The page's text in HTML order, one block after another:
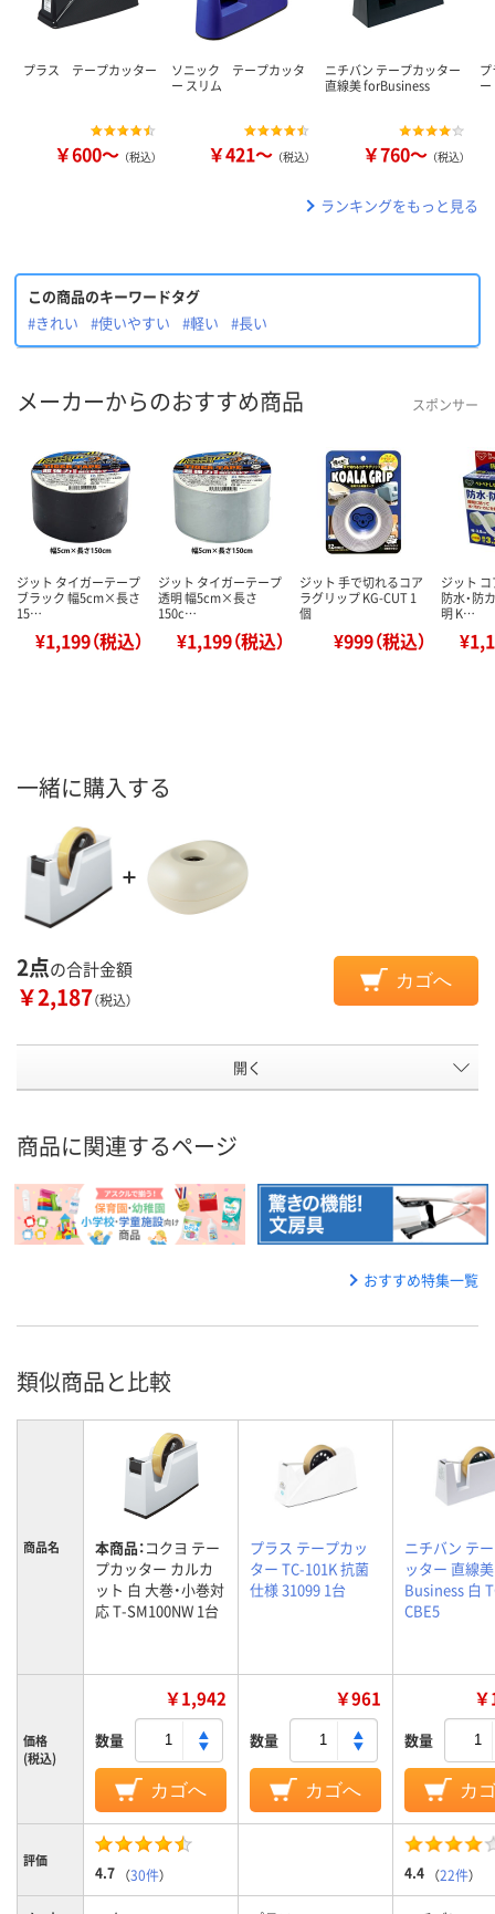
プラス テープカッター
￥600～ （税込）
ソニック テープカッタ
ー スリム
￥421～ （税込）
ニチバン テープカッター
直線美 forBusiness
￥760～ （税込）
ランキングをもっと見る
この商品のキーワードタグ
#きれい
#使いやすい #軽い #長い
メーカーからのおすすめ商品 スポンサー
ジット タイガーテープ
ブラック 幅5cm×長さ
15…
¥1,199（税込）
ジット タイガーテープ
透明 幅5cm×長さ
150c…
¥1,199（税込）
ジット 手で切れるコア
ラグリップ KG-CUT 1
個
¥999（税込）
ジット
防水・防
明 K…
一緒に購入する
2点の合計金額
￥2,187（税込）
カゴへ
開く
商品に関連するページ
おすすめ特集一覧
類似商品と比較
商品名 本商品：コクヨ テー
プカッター カルカ
ット 白 大巻・小巻対
応 T-SM100NW 1台
プラス テープカッ
ター TC-101K 抗菌
仕様 31099 1台
ニチバン テ
ッター 直線
Business 白
CBE5
価格
(税込)
￥1,942
数量
カゴへ
￥961
数量
カゴへ
数量
カ
評価
4.7 （30件） 4.4 （22件）